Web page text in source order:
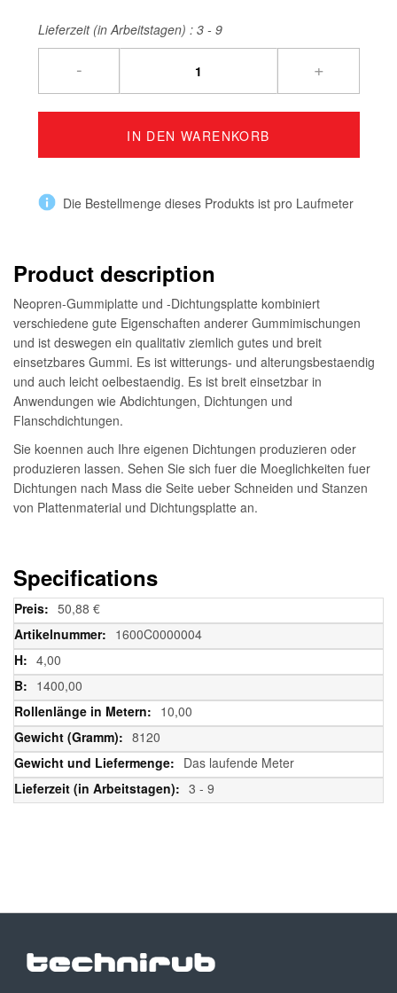
Lieferzeit (in Arbeitstagen) : 3 - 9
- +
IN DEN WARENKORB
Die Bestellmenge dieses Produkts ist pro Laufmeter
Product description
Neopren-Gummiplatte und -Dichtungsplatte kombiniert
verschiedene gute Eigenschaften anderer Gummimischungen
und ist deswegen ein qualitativ ziemlich gutes und breit
einsetzbares Gummi. Es ist witterungs- und alterungsbestaendig
und auch leicht oelbestaendig. Es ist breit einsetzbar in
Anwendungen wie Abdichtungen, Dichtungen und
Flanschdichtungen.
Sie koennen auch Ihre eigenen Dichtungen produzieren oder
produzieren lassen. Sehen Sie sich fuer die Moeglichkeiten fuer
Dichtungen nach Mass die Seite ueber Schneiden und Stanzen
von Plattenmaterial und Dichtungsplatte an.
Specifications
Weitere
Informationen
50,88 €
1600C0000004
4,00
1400,00
10,00
8120
Das laufende Meter
3 - 9